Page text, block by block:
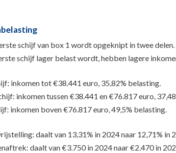
schijf van box 1 wordt opgeknipt in twee
schijf lager belast wordt, hebben lagere
inkomen tot €38.441 euro, 35,82% belasting.
inkomen tussen €38.441 en €76.817 euro,
inkomen boven €76.817 euro, 49,5% belasting.
daalt van 13,31% in 2024 naar 12,71% in
daalt van €3.750 in 2024 naar €2.470 in